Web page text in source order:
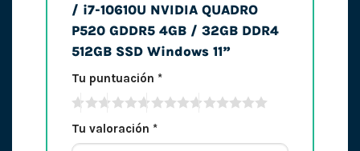
/ i7-10610U NVIDIA QUADRO
P520 GDDR5 4GB / 32GB DDR4
512GB SSD Windows 11”
Tu puntuación *
Tu valoración *